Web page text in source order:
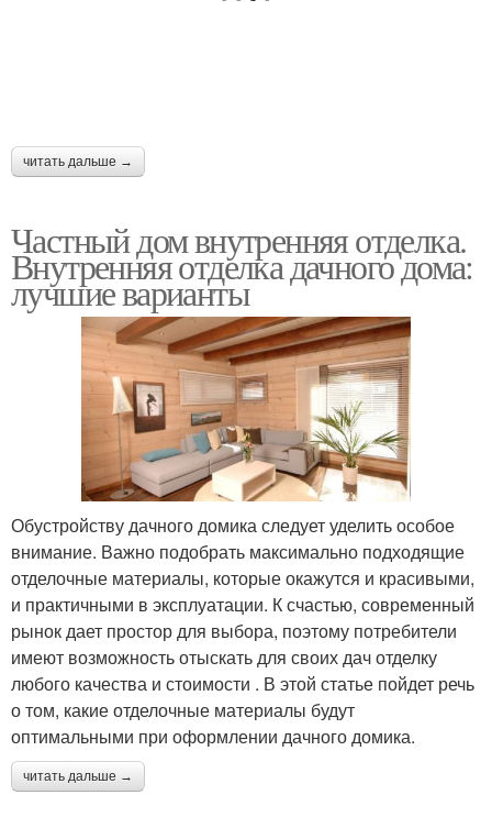
читать дальше →
Частный дом внутренняя отделка.
Внутренняя отделка дачного дома:
лучшие варианты
Обустройству дачного домика следует уделить особое
внимание. Важно подобрать максимально подходящие
отделочные материалы, которые окажутся и красивыми,
и практичными в эксплуатации. К счастью, современный
рынок дает простор для выбора, поэтому потребители
имеют возможность отыскать для своих дач отделку
любого качества и стоимости . В этой статье пойдет речь
о том, какие отделочные материалы будут
оптимальными при оформлении дачного домика.
читать дальше →